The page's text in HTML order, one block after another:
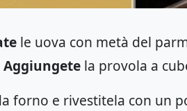
le uova con metà del
Aggiungete la provola a
forno e rivestitela con un